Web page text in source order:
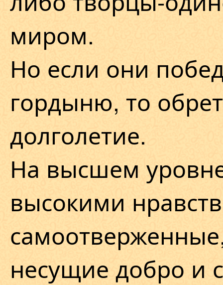
миром.
Но если они
гордыню, то
долголетие.
На высшем
высокими
несущие добро и